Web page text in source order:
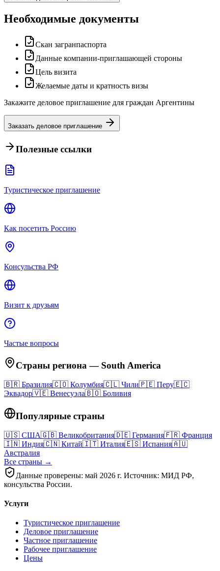
Необходимые документы
Скан загранпаспорта
Данные компании-приглашающей стороны
Цель визита
Желаемые даты и кратность визы
Закажите деловое приглашение для граждан Аргентины
Заказать деловое приглашение
Полезные ссылки
Туристическое приглашение
Как посетить Россию
Консульства РФ
Визит к друзьям
Частые вопросы
Страны региона— South America
🇧🇷 Бразилия🇨🇴 Колумбия🇨🇱 Чили🇵🇪 Перу🇪🇨
Эквадор🇻🇪 Венесуэла🇧🇴 Боливия
Популярные страны
🇺🇸 США🇬🇧 Великобритания🇩🇪 Германия🇫🇷 Франция
🇮🇳 Индия🇨🇳 Китай🇮🇹 Италия🇪🇸 Испания🇦🇺
Австралия
Все страны →
Данные проверены: май 2026 г. Источник: МИД РФ,
консульства России.
Услуги
Туристическое приглашение
Деловое приглашение
Частное приглашение
Рабочее приглашение
Цены